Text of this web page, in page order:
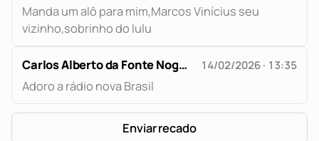
Manda um alô para mim,Marcos Vinícius seu
vizinho,sobrinho do lulu
Carlos Alberto da Fonte Nogueira 14/02/2026 · 13:35
Adoro a rádio nova Brasil
Enviar recado